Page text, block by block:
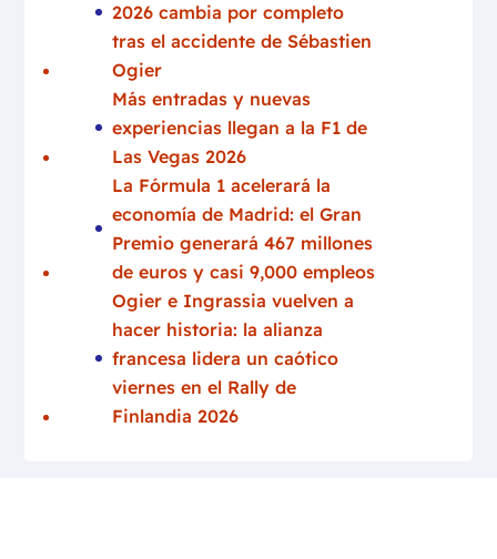
2026 cambia por completo
tras el accidente de Sébastien
Ogier
Más entradas y nuevas
experiencias llegan a la F1 de
Las Vegas 2026
La Fórmula 1 acelerará la
economía de Madrid: el Gran
Premio generará 467 millones
de euros y casi 9,000 empleos
Ogier e Ingrassia vuelven a
hacer historia: la alianza
francesa lidera un caótico
viernes en el Rally de
Finlandia 2026